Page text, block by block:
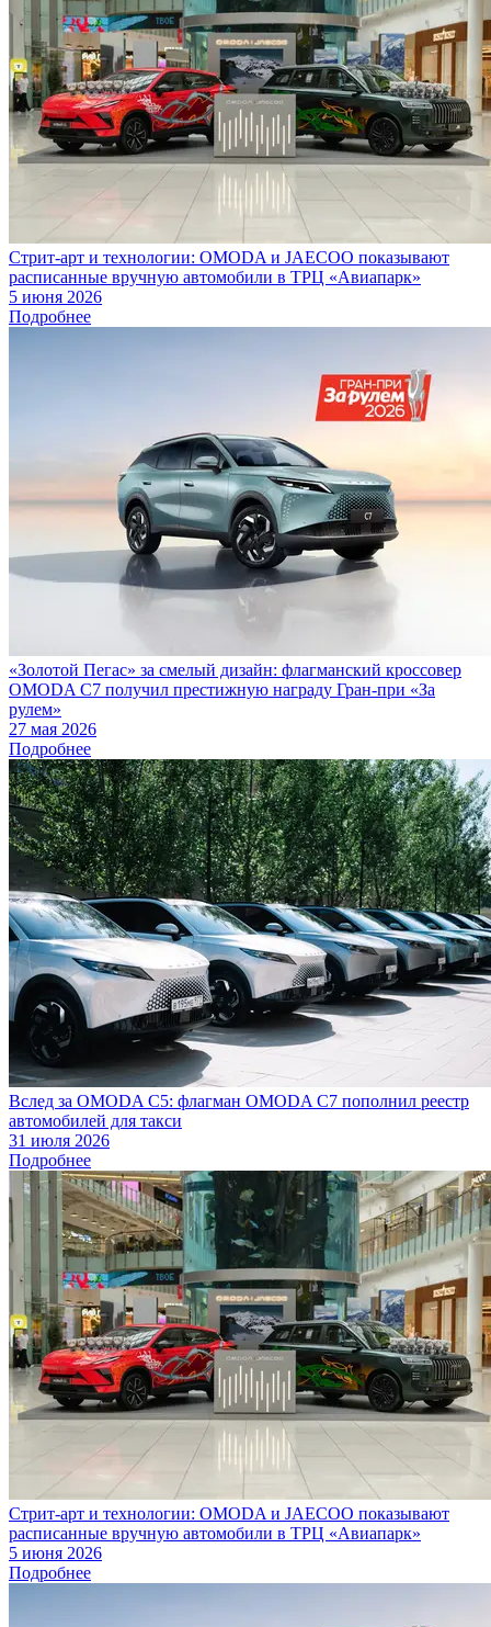
Стрит-арт и технологии: OMODA и JAECOO показывают
расписанные вручную автомобили в ТРЦ «Авиапарк»
5 июня 2026
Подробнее
«Золотой Пегас» за смелый дизайн: флагманский кроссовер
OMODA C7 получил престижную награду Гран-при «За
рулем»
27 мая 2026
Подробнее
Вслед за OMODA C5: флагман OMODA C7 пополнил реестр
автомобилей для такси
31 июля 2026
Подробнее
Стрит-арт и технологии: OMODA и JAECOO показывают
расписанные вручную автомобили в ТРЦ «Авиапарк»
5 июня 2026
Подробнее